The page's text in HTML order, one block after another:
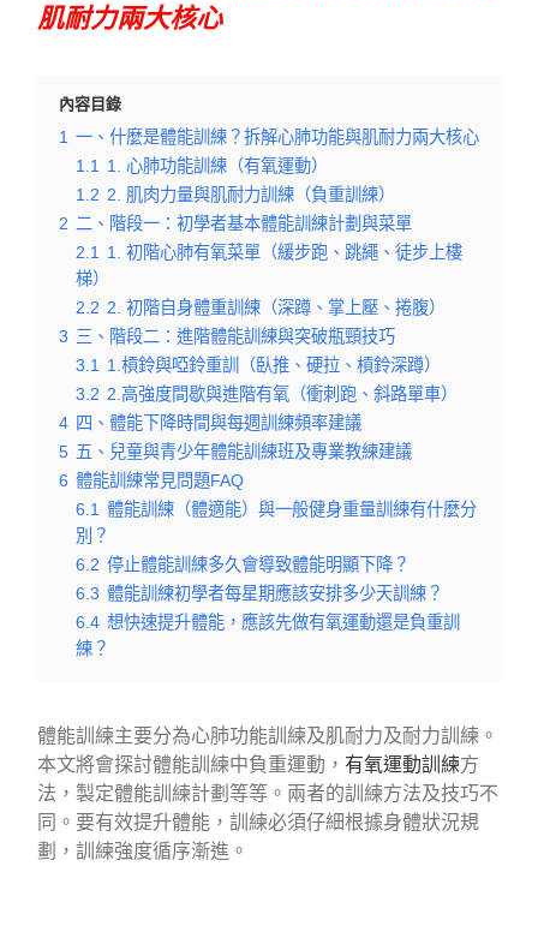
肌耐力兩大核心
內容目錄
1 一、什麼是體能訓練？拆解心肺功能與肌耐力兩大核心
1.1
1. 心肺功能訓練（有氧運動）
1.2 2. 肌肉力量與肌耐力訓練（負重訓練）
2 二、階段一：初學者基本體能訓練計劃與菜單
2.1
1. 初階心肺有氧菜單（緩步跑、跳繩、徒步上樓
梯）
2.2 2. 初階自身體重訓練（深蹲、掌上壓、捲腹）
3 三、階段二：進階體能訓練與突破瓶頸技巧
3.1
1.槓鈴與啞鈴重訓（臥推、硬拉、槓鈴深蹲）
3.2 2.高強度間歇與進階有氧（衝刺跑、斜路單車）
4 四、體能下降時間與每週訓練頻率建議
5 五、兒童與青少年體能訓練班及專業教練建議
6 體能訓練常見問題FAQ
6.1 體能訓練（體適能）與一般健身重量訓練有什麼分
別？
6.2 停止體能訓練多久會導致體能明顯下降？
6.3 體能訓練初學者每星期應該安排多少天訓練？
6.4 想快速提升體能，應該先做有氧運動還是負重訓
練？
體能訓練主要分為心肺功能訓練及肌耐力及耐力訓練。
本文將會探討體能訓練中負重運動， 有氧運動訓練方
法，製定體能訓練計劃等等。兩者的訓練方法及技巧不
同。要有效提升體能，訓練必須仔細根據身體狀況規
劃，訓練強度循序漸進。